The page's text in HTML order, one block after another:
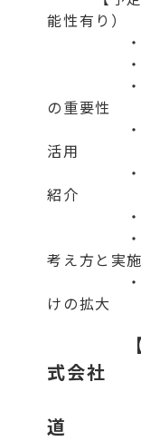
能性有り）
・中小
・新規
・ユー
の重要性
・海外
活用
・Web
紹介
・事例
・Web
考え方と実
・コミ
けの拡大
式会社
取
道